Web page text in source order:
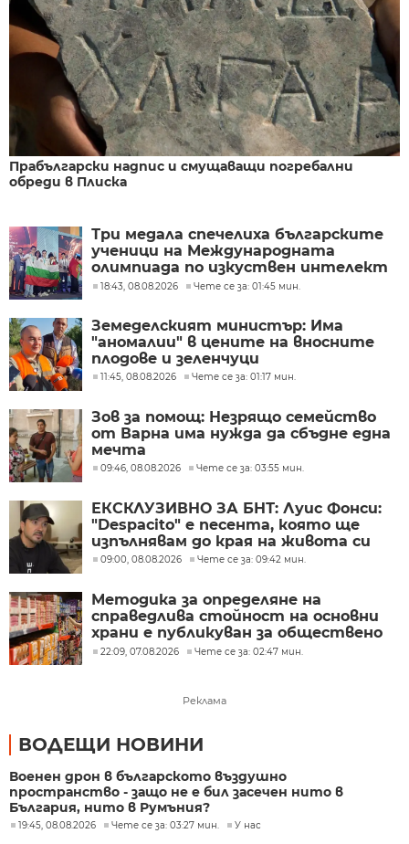
Прабългарски надпис и смущаващи погребални
обреди в Плиска
Три медала спечелиха българските
ученици на Международната
олимпиада по изкуствен интелект
в Казахстан
18:43, 08.08.2026 Чете се за: 01:45 мин.
Земеделският министър: Има
"аномалии" в цените на вносните
плодове и зеленчуци
11:45, 08.08.2026 Чете се за: 01:17 мин.
Зов за помощ: Незрящо семейство
от Варна има нужда да сбъдне една
мечта
09:46, 08.08.2026 Чете се за: 03:55 мин.
ЕКСКЛУЗИВНО ЗА БНТ: Луис Фонси:
"Despacito" е песента, която ще
изпълнявам до края на живота си
09:00, 08.08.2026 Чете се за: 09:42 мин.
Методика за определяне на
справедлива стойност на основни
храни е публикуван за обществено
обсъждане
22:09, 07.08.2026 Чете се за: 02:47 мин.
Реклама
ВОДЕЩИ НОВИНИ
Военен дрон в българското въздушно
пространство - защо не е бил засечен нито в
България, нито в Румъния?
19:45, 08.08.2026 Чете се за: 03:27 мин. У нас